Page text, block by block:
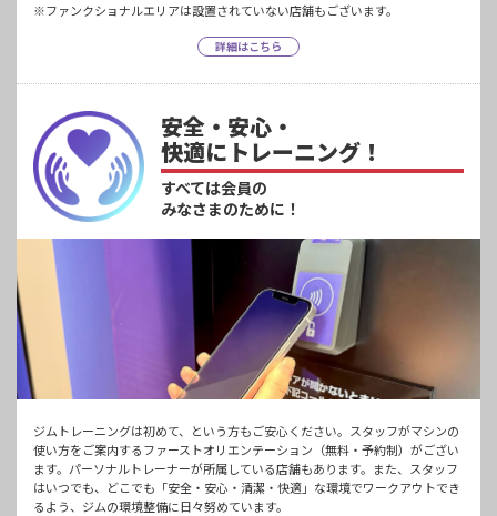
※ファンクショナルエリアは設置されていない店舗もございます。
詳細はこちら
安全・安心・
快適にトレーニング！
すべては会員の
みなさまのために！
ジムトレーニングは初めて、という方もご安心ください。スタッフがマシンの
使い方をご案内するファーストオリエンテーション（無料・予約制）がござい
ます。パーソナルトレーナーが所属している店舗もあります。また、スタッフ
はいつでも、どこでも「安全・安心・清潔・快適」な環境でワークアウトでき
るよう、ジムの環境整備に日々努めています。